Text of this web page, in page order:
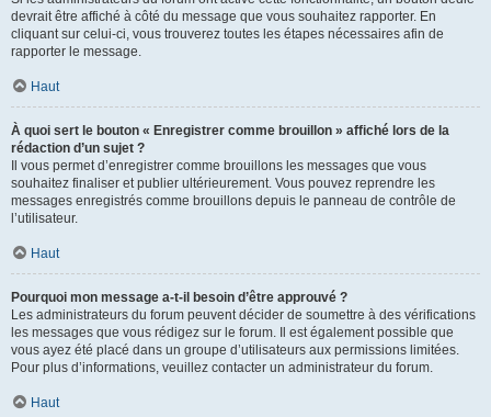
devrait être affiché à côté du message que vous souhaitez rapporter. En
cliquant sur celui-ci, vous trouverez toutes les étapes nécessaires afin de
rapporter le message.
Haut
À quoi sert le bouton « Enregistrer comme brouillon » affiché lors de la
rédaction d’un sujet ?
Il vous permet d’enregistrer comme brouillons les messages que vous
souhaitez finaliser et publier ultérieurement. Vous pouvez reprendre les
messages enregistrés comme brouillons depuis le panneau de contrôle de
l’utilisateur.
Haut
Pourquoi mon message a-t-il besoin d’être approuvé ?
Les administrateurs du forum peuvent décider de soumettre à des vérifications
les messages que vous rédigez sur le forum. Il est également possible que
vous ayez été placé dans un groupe d’utilisateurs aux permissions limitées.
Pour plus d’informations, veuillez contacter un administrateur du forum.
Haut